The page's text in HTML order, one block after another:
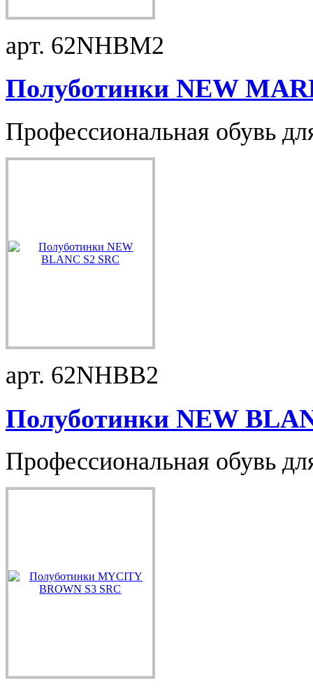
арт. 62NHBM2
Полуботинки NEW
Профессиональная обувь
арт. 62NHBB2
Полуботинки NEW
Профессиональная обувь